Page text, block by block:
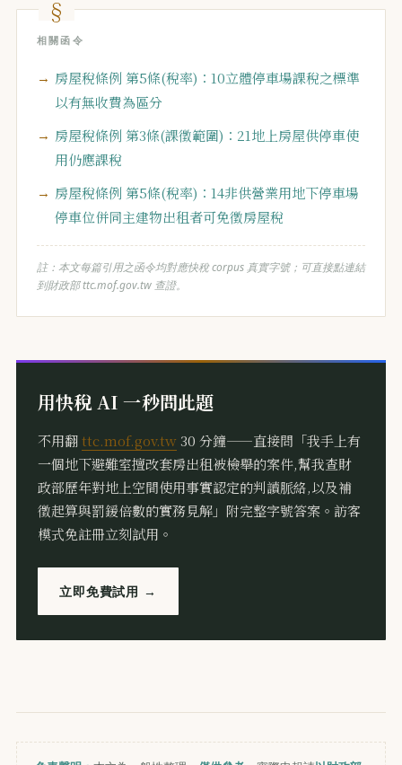
相關函令
房屋稅條例 第5條(稅率)：10立體停車場課稅之標準
以有無收費為區分
房屋稅條例 第3條(課徵範圍)：21地上房屋供停車使
用仍應課稅
房屋稅條例 第5條(稅率)：14非供營業用地下停車場
停車位併同主建物出租者可免徵房屋稅
註：本文每篇引用之函令均對應快稅 corpus 真實字號；可直接點連結
到財政部 ttc.mof.gov.tw 查證。
用快稅 AI 一秒問此題
不用翻ttc.mof.gov.tw 30 分鐘——直接問「我手上有
一個地下避難室擅改套房出租被檢舉的案件,幫我查財
政部歷年對地上空間使用事實認定的判讀脈絡,以及補
徵起算與罰鍰倍數的實務見解」附完整字號答案。訪客
模式免註冊立刻試用。
立即免費試用 →